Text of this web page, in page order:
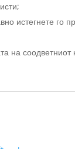
истегнете го
на соодветниот